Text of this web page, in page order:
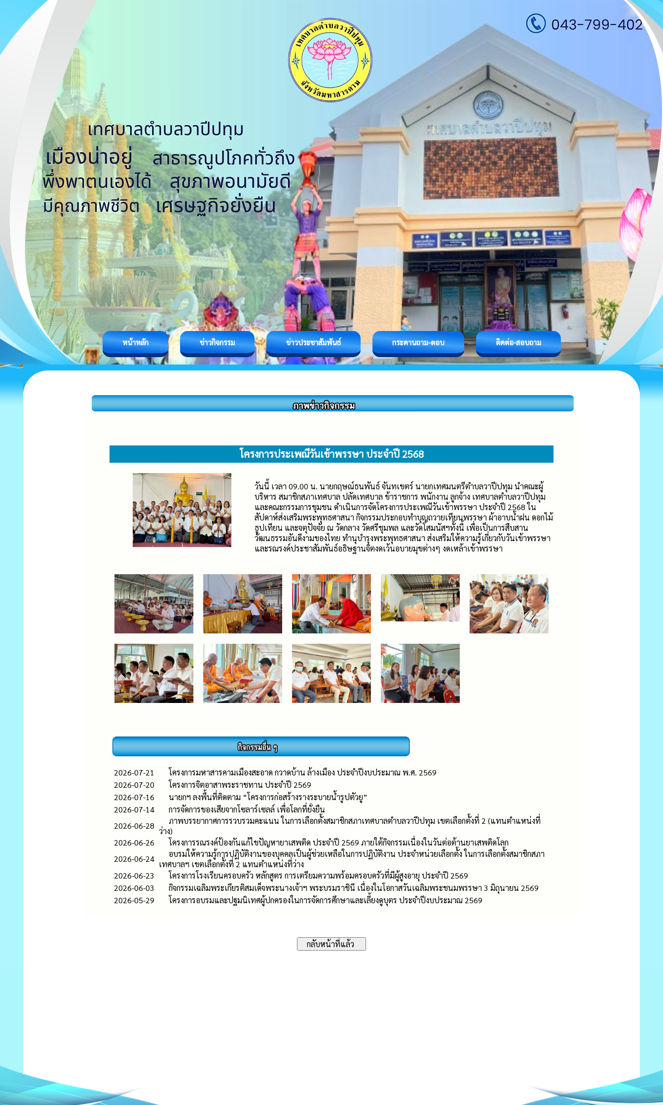
หน้าหลัก ข่าวกิจกรรม ข่าวประชาสัมพันธ์ กระดานถาม-ตอบ ติดต่อ-สอบถาม
โครงการประเพณีวันเข้าพรรษา ประจำปี 2568
วันนี้ เวลา 09.00 น. นายกฤษณ์ธนพันธ์ จันทเขตร์ นายกเทศมนตรีตำบลวาปีปทุม นำคณะผู้
บริหาร สมาชิกสภาเทศบาล ปลัดเทศบาล ข้าราชการ พนักงาน ลูกจ้าง เทศบาลตำบลวาปีปทุม
และคณะกรรมการชุมชน ดำเนินการจัดโครงการประเพณีวันเข้าพรรษา ประจำปี 2568 ใน
สัปดาห์ส่งเสริมพระพุทธศาสนา กิจกรรมประกอบทำบุญถวายเทียนพรรษา ผ้าอาบน้ำฝน ดอกไม้
ธูปเทียน และจตุปัจจัย ณ วัดกลาง วัดศรีชุมพล และวัดโสมนัสฯทั้งนี้ เพื่อเป็นการสืบสาน
วัฒนธรรมอันดีงามของไทย ทำนุบำรุงพระพุทธศาสนา ส่งเสริมให้ความรู้เกี่ยวกับวันเข้าพรรษา
และรณรงค์ประชาสัมพันธ์อธิษฐานจิตงดเว้นอบายมุขต่างๆ งดเหล้าเข้าพรรษา
2026-07-21
โครงการมหาสารคามเมืองสะอาด กวาดบ้าน ล้างเมือง ประจำปีงบประมาณ พ.ศ. 2569
2026-07-20
โครงการจิตอาสาพระราชทาน ประจำปี 2569
2026-07-16
นายกฯ ลงพื้นที่ติดตาม “โครงการก่อสร้างรางระบายน้ำรูปตัวยู”
2026-07-14
การจัดการของเสียจากโซลาร์เซลล์ เพื่อโลกที่ยั่งยืน
2026-06-28
ภาพบรรยากาศการรวบรวมคะแนน ในการเลือกตั้งสมาชิกสภาเทศบาลตำบลวาปีปทุม เขตเลือกตั้งที่ 2 (แทนตำแหน่งที่
ว่าง)
2026-06-26
โครงการรณรงค์ป้องกันแก้ไขปัญหายาเสพติด ประจำปี 2569 ภายใต้กิจกรรมเนื่องในวันต่อต้านยาเสพติดโลก
2026-06-24
อบรมให้ความรู้การปฏิบัติงานของบุคคลเป็นผู้ช่วยเหลือในการปฏิบัติงาน ประจำหน่วยเลือกตั้ง ในการเลือกตั้งสมาชิกสภา
เทศบาลฯ เขตเลือกตั้งที่ 2 แทนตำแหน่งที่ว่าง
2026-06-23
โครงการโรงเรียนครอบครัว หลักสูตร การเตรียมความพร้อมครอบครัวที่มีผู้สูงอายุ ประจำปี 2569
2026-06-03
กิจกรรมเฉลิมพระเกียรติสมเด็จพระนางเจ้าฯ พระบรมราชินี เนื่องในโอกาสวันเฉลิมพระชนมพรรษา 3 มิถุนายน 2569
2026-05-29
โครงการอบรมและปฐมนิเทศผู้ปกครองในการจัดการศึกษาและเลี้ยงดูบุตร ประจำปีงบประมาณ 2569